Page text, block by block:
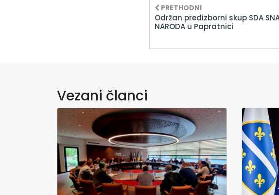
PRETHODNI
Održan predizborni skup SDA
NARODA u Papratnici
Vezani članci